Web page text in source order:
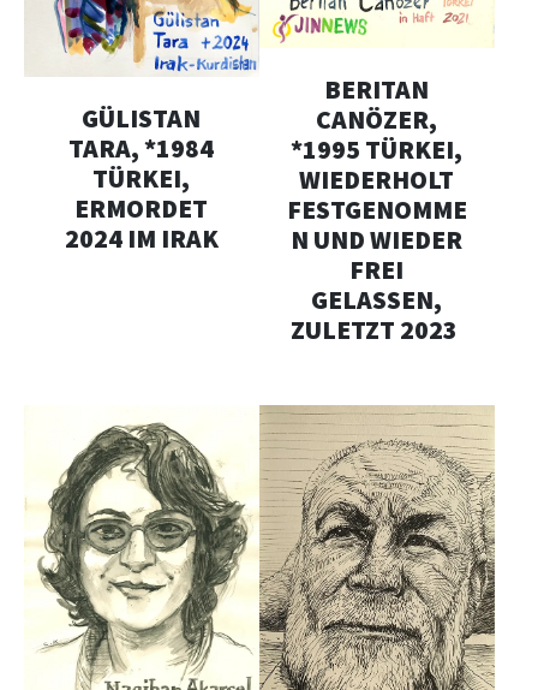
GÜLISTAN
TARA, *1984
TÜRKEI,
ERMORDET
2024 IM IRAK
BERITAN
CANÖZER,
*1995 TÜRKEI,
WIEDERHOLT
FESTGENOMME
N UND WIEDER
FREI
GELASSEN,
ZULETZT 2023